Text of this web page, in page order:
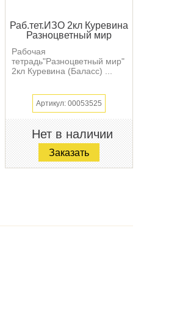
Раб.тет.ИЗО 2кл Куревина
Разноцветный мир
Рабочая
тетрадь"Разноцветный мир"
2кл Куревина (Баласс) ...
Артикул: 00053525
Нет в наличии
Заказать